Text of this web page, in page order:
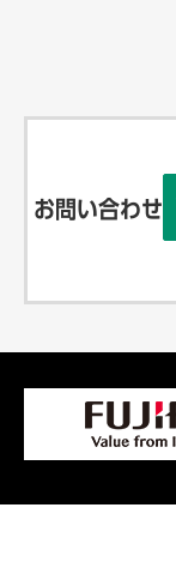
お問い合わせ